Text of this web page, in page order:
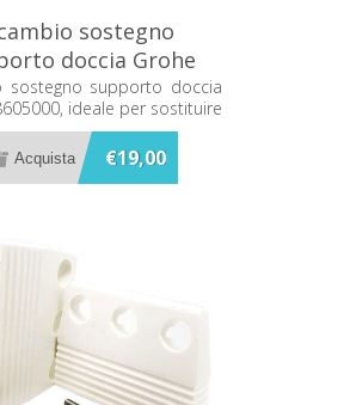
sostegno
doccia Grohe
28605000
sostegno supporto doccia
ideale per sostituire
originale con un
compatibile.
€19,00